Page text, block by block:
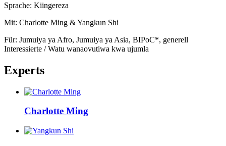
Sprache: Kiingereza
Mit: Charlotte Ming & Yangkun Shi
Für: Jumuiya ya Afro, Jumuiya ya Asia, BIPoC*, generell
Interessierte / Watu wanaovutiwa kwa ujumla
Experts
Charlotte Ming